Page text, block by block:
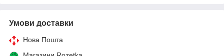
Умови доставки
Нова Пошта